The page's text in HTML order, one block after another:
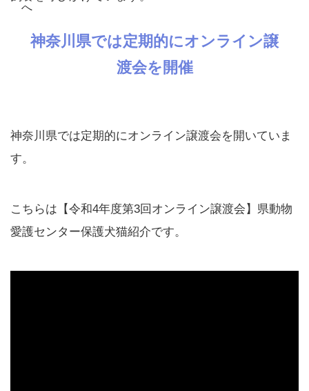
神奈川県では定期的にオンライン譲
渡会を開催
神奈川県では定期的にオンライン譲渡会を開いていま
す。
こちらは【令和4年度第3回オンライン譲渡会】県動物
愛護センター保護犬猫紹介です。